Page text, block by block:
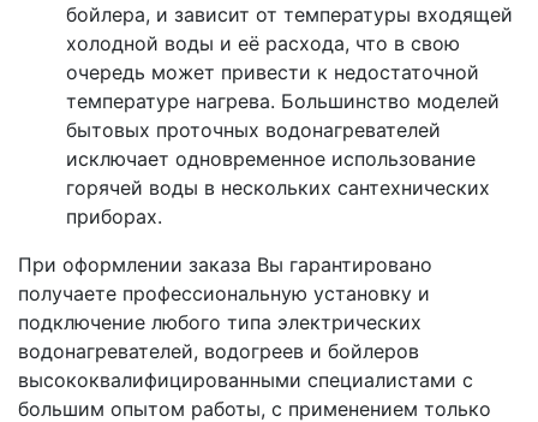
бойлера, и зависит от температуры входящей
холодной воды и её расхода, что в свою
очередь может привести к недостаточной
температуре нагрева. Большинство моделей
бытовых проточных водонагревателей
исключает одновременное использование
горячей воды в нескольких сантехнических
приборах.
При оформлении заказа Вы гарантировано
получаете профессиональную установку и
подключение любого типа электрических
водонагревателей, водогреев и бойлеров
высококвалифицированными специалистами с
большим опытом работы, с применением только